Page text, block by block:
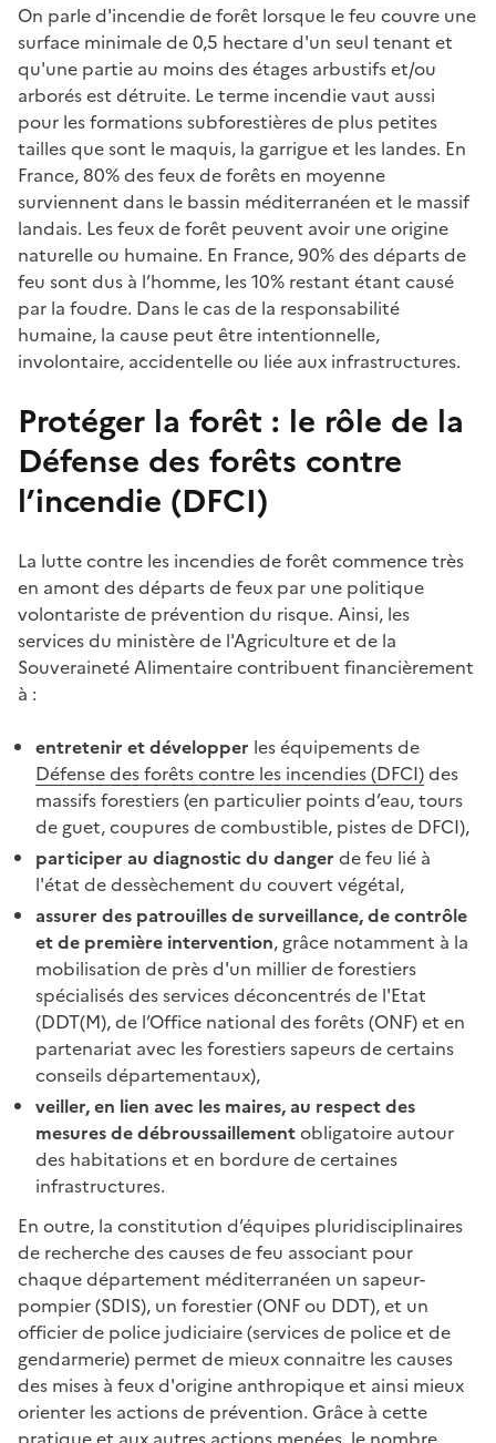
On parle d'incendie de forêt lorsque le feu couvre une
surface minimale de 0,5 hectare d'un seul tenant et
qu'une partie au moins des étages arbustifs et/ou
arborés est détruite. Le terme incendie vaut aussi
pour les formations subforestières de plus petites
tailles que sont le maquis, la garrigue et les landes. En
France, 80% des feux de forêts en moyenne
surviennent dans le bassin méditerranéen et le massif
landais. Les feux de forêt peuvent avoir une origine
naturelle ou humaine. En France, 90% des départs de
feu sont dus à l’homme, les 10% restant étant causé
par la foudre. Dans le cas de la responsabilité
humaine, la cause peut être intentionnelle,
involontaire, accidentelle ou liée aux infrastructures.
Protéger la forêt : le rôle de la
Défense des forêts contre
l’incendie (DFCI)
La lutte contre les incendies de forêt commence très
en amont des départs de feux par une politique
volontariste de prévention du risque. Ainsi, les
services du ministère de l'Agriculture et de la
Souveraineté Alimentaire contribuent financièrement
à :
entretenir et développer les équipements de
Défense des forêts contre les incendies (DFCI)des
massifs forestiers (en particulier points d’eau, tours
de guet, coupures de combustible, pistes de DFCI),
participer au diagnostic du danger de feu lié à
l'état de dessèchement du couvert végétal,
assurer des patrouilles de surveillance, de contrôle
et de première intervention, grâce notamment à la
mobilisation de près d'un millier de forestiers
spécialisés des services déconcentrés de l'Etat
(DDT(M), de l’Office national des forêts (ONF) et en
partenariat avec les forestiers sapeurs de certains
conseils départementaux),
veiller, en lien avec les maires, au respect des
mesures de débroussaillementobligatoire autour
des habitations et en bordure de certaines
infrastructures.
En outre, la constitution d’équipes pluridisciplinaires
de recherche des causes de feu associant pour
chaque département méditerranéen un sapeur-
pompier (SDIS), un forestier (ONF ou DDT), et un
officier de police judiciaire (services de police et de
gendarmerie) permet de mieux connaitre les causes
des mises à feux d'origine anthropique et ainsi mieux
orienter les actions de prévention. Grâce à cette